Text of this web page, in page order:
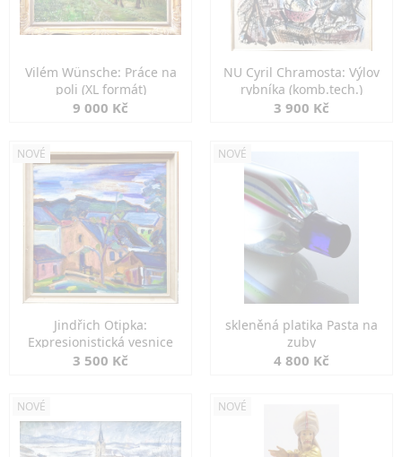
Vilém Wünsche: Práce na
poli (XL formát)
9 000 Kč
NU Cyril Chramosta: Výlov
rybníka (komb.tech.)
3 900 Kč
NOVÉ
Jindřich Otipka:
Expresionistická vesnice
3 500 Kč
NOVÉ
skleněná platika Pasta na
zuby
4 800 Kč
NOVÉ NOVÉ